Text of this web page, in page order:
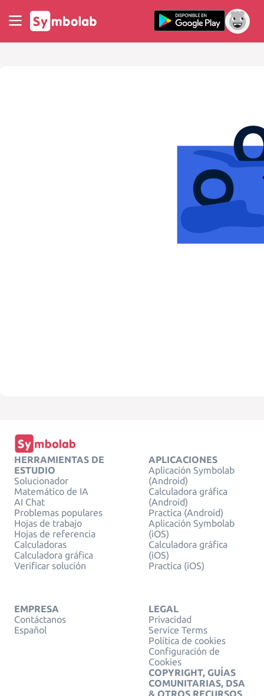
HERRAMIENTAS DE
ESTUDIO
Solucionador
Matemático de IA
AI Chat
Problemas populares
Hojas de trabajo
Hojas de referencia
Calculadoras
Calculadora gráfica
Verificar solución
APLICACIONES
Aplicación Symbolab
(Android)
Calculadora gráfica
(Android)
Practica (Android)
Aplicación Symbolab
(iOS)
Calculadora gráfica
(iOS)
Practica (iOS)
EMPRESA
Contáctanos
Español
LEGAL
Privacidad
Service Terms
Política de cookies
Configuración de
Cookies
COPYRIGHT, GUÍAS
COMUNITARIAS, DSA